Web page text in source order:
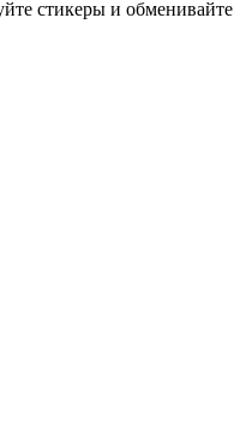
стикеры и обменивайте